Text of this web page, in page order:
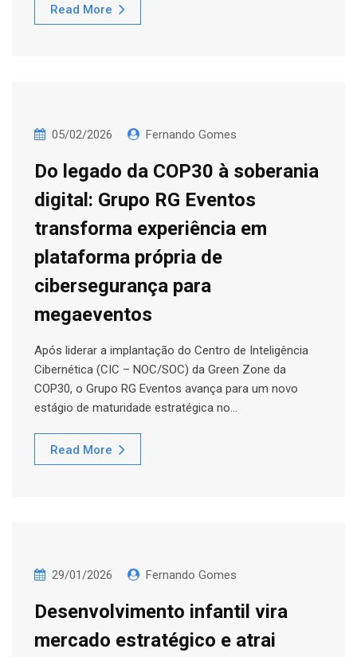
Read More
05/02/2026 Fernando Gomes
Do legado da COP30 à soberania
digital: Grupo RG Eventos
transforma experiência em
plataforma própria de
cibersegurança para
megaeventos
Após liderar a implantação do Centro de Inteligência
Cibernética (CIC – NOC/SOC) da Green Zone da
COP30, o Grupo RG Eventos avança para um novo
estágio de maturidade estratégica no…
Read More
29/01/2026 Fernando Gomes
Desenvolvimento infantil vira
mercado estratégico e atrai